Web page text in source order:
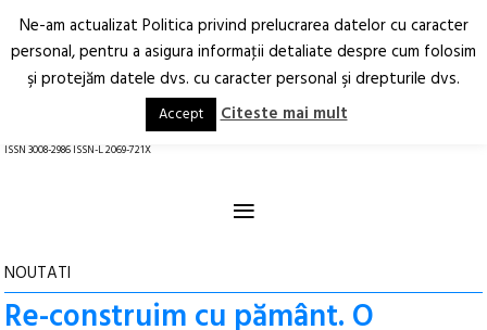
Arhitectură.
Oraș.
RO EN
ISSN 3008-2986 ISSN-L 2069-721X
≡
NOUTATI
Re-construim cu pământ. O
Ne-am actualizat Politica privind prelucrarea datelor cu caracter
personal, pentru a asigura informaţii detaliate despre cum folosim
şi protejăm datele dvs. cu caracter personal şi drepturile dvs.
Accept Citeste mai mult